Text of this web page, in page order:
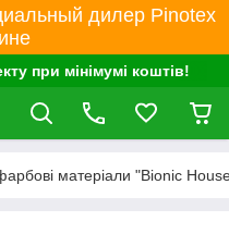
дилер Pinotex
при мінімумі коштів!
матеріали "Bionic